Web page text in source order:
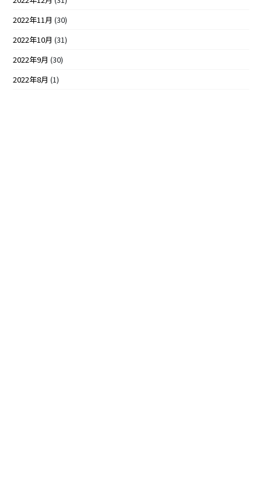
2022年11月 (30)
2022年10月 (31)
2022年9月 (30)
2022年8月 (1)